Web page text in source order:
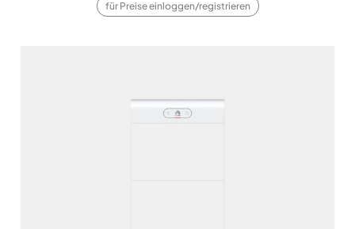
für Preise einloggen/registrieren